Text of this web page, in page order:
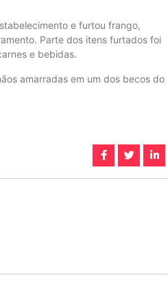
e furtou frango,
Parte dos itens furtados foi
e bebidas.
amarradas em um dos becos do